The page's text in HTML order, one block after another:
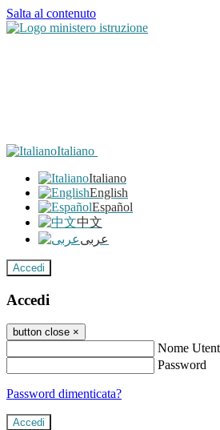
Salta al contenuto
Italiano
Italiano
English
Español
中文
عربى
Accedi
Accedi
button close ×
Nome
Password
Password dimenticata?